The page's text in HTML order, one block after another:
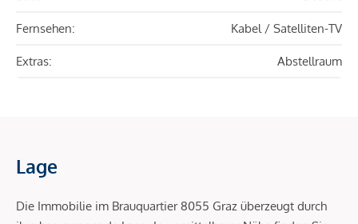
Fernsehen: Kabel / Satelliten-TV
Extras: Abstellraum
Lage
Die Immobilie im Brauquartier 8055 Graz überzeugt durch